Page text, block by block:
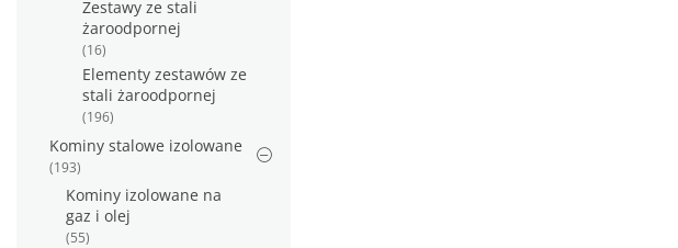
Zestawy ze stali
żaroodpornej
(16)
Elementy zestawów ze
stali żaroodpornej
(196)
Kominy stalowe izolowane
(193)
Kominy izolowane na
gaz i olej
(55)